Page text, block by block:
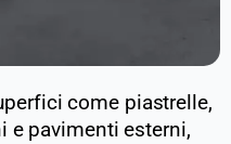
come piastrelle,
e pavimenti esterni,